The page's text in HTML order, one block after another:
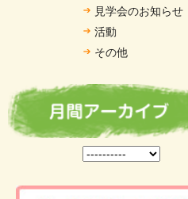
見学会のお知らせ
活動
その他